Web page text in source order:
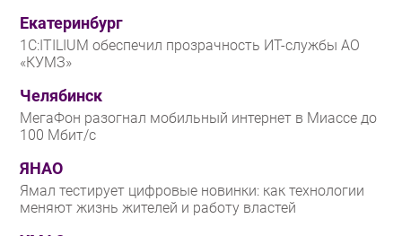
Екатеринбург
1С:ITILIUM обеспечил прозрачность ИТ-службы АО
«КУМЗ»
Челябинск
МегаФон разогнал мобильный интернет в Миассе до
100 Мбит/с
ЯНАО
Ямал тестирует цифровые новинки: как технологии
меняют жизнь жителей и работу властей